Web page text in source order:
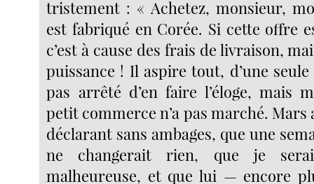
tristement : « Achetez, monsieur,
est fabriqué en Corée. Si cette offre
c’est à cause des frais de livraison,
puissance ! Il aspire tout, d’une seule
pas arrêté d’en faire l’éloge, mais
petit commerce n’a pas marché. Mars
déclarant sans ambages, que une
ne changerait rien, que je
malheureuse, et que lui — encore